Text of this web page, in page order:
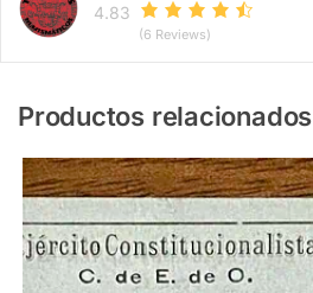
4.83
(6 Reviews)
Productos relacionados